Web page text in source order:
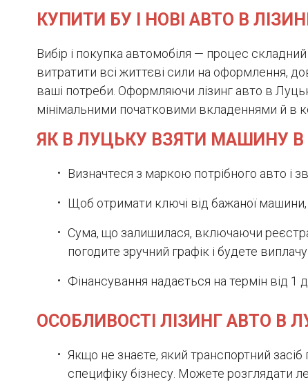
КУПИТИ БУ І НОВІ АВТО В
Вибір і покупка автомобіля — процес
витратити всі життєві сили на оформлення,
ваші потреби. Оформляючи лізинг авто в
мінімальними початковими вкладеннями й в
ЯК В ЛУЦЬКУ ВЗЯТИ МАШИНУ В
Визначтеся з маркою потрібного авто і
Щоб отримати ключі від бажаної машини,
Сума, що залишилася, включаючи
погодите зручний графік і будете
Фінансування надається на термін від 1
ОСОБЛИВОСТІ ЛІЗИНГ АВТО В
Якщо не знаєте, який транспортний
специфіку бізнесу. Можете розглядати